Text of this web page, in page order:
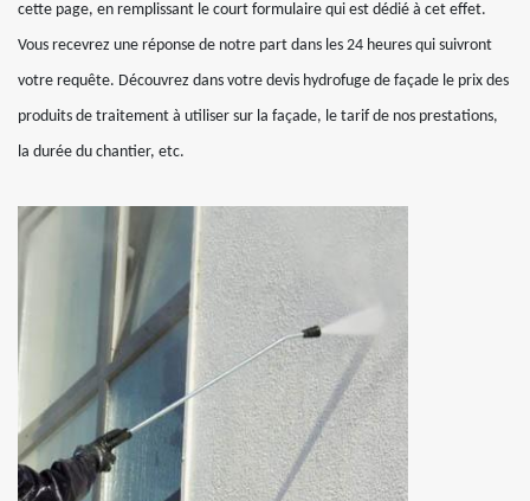
cette page, en remplissant le court formulaire qui est dédié à cet effet.
Vous recevrez une réponse de notre part dans les 24 heures qui suivront
votre requête. Découvrez dans votre devis hydrofuge de façade le prix des
produits de traitement à utiliser sur la façade, le tarif de nos prestations,
la durée du chantier, etc.